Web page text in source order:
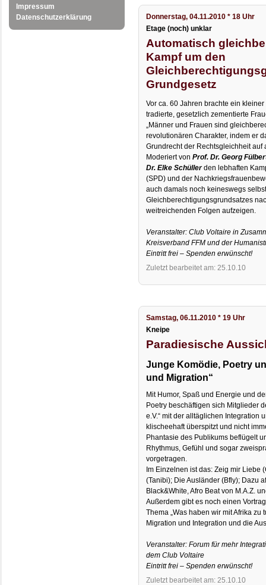
Impressum
Datenschutzerklärung
Donnerstag, 04.11.2010 * 18 Uhr
Etage (noch) unklar
Automatisch
Kampf um den
Grundgesetz
Vor ca. 60 Jahren brachte ein
tradierte, gesetzlich zementierte
„Männer und Frauen sind
revolutionären Charakter, indem er
Grundrecht der Rechtsgleichheit
Moderiert vonProf. Dr. Georg
Dr. Elke Schüllerden lebhaften
(SPD) und der
auch damals noch keineswegs
Gleichberechtigungsgrundsatzes
weitreichenden Folgen aufzeigen.
Veranstalter: Club Voltaire in
Kreisverband FFM und der
Eintritt frei – Spenden erwünscht!
Zuletzt bearbeitet am: 25.10.10
Samstag, 06.11.2010 * 19 Uhr
Kneipe
Paradiesische
Junge Komödie, Poetry
und Migration“
Mit Humor, Spaß und Energie und
Poetry beschäftigen sich Mitglieder
e.V.“ mit der alltäglichen Integration
klischeehaft überspitzt und nicht
Phantasie des Publikums beflügelt
Rhythmus, Gefühl und sogar
vorgetragen.
Im Einzelnen ist das: Zeig mir Liebe
(Tanibi); Die Ausländer (Bfly); Dazu
Black&White, Afro Beat von M.A.Z.
Außerdem gibt es noch einen
Thema „Was haben wir mit Afrika
Migration und Integration und die
Veranstalter: Forum für mehr
dem Club Voltaire
Eintritt frei – Spenden erwünscht!
Zuletzt bearbeitet am: 25.10.10